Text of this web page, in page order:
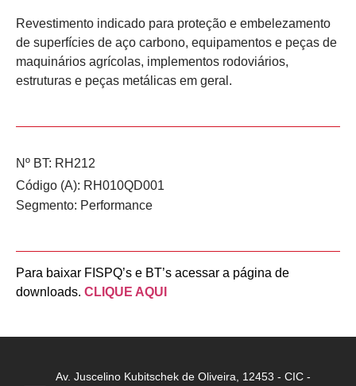
Revestimento indicado para proteção e embelezamento
de superfícies de aço carbono, equipamentos e peças de
maquinários agrícolas, implementos rodoviários,
estruturas e peças metálicas em geral.
Nº BT: RH212
Código (A): RH010QD001
Segmento: Performance
Para baixar FISPQ’s e BT’s acessar a página de
downloads. CLIQUE AQUI
Av. Juscelino Kubitschek de Oliveira, 12453 - CIC -